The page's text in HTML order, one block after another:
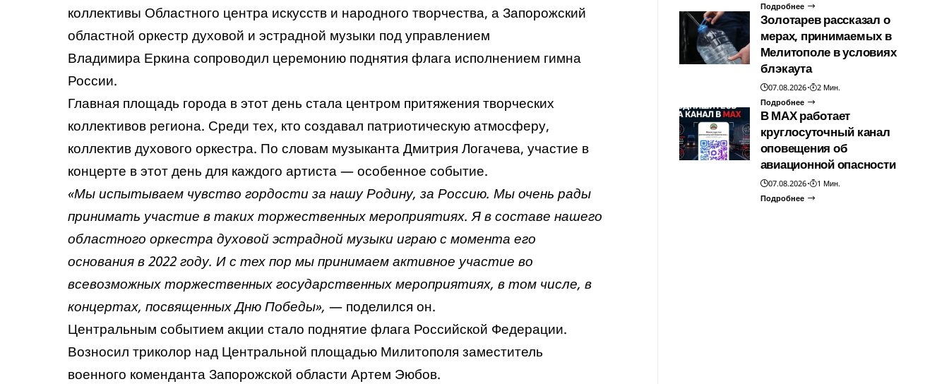
коллективы Областного центра искусств и народного творчества, а Запорожский
областной оркестр духовой и эстрадной музыки под управлением
Владимира Еркина сопроводил церемонию поднятия флага исполнением гимна
России.
Главная площадь города в этот день стала центром притяжения творческих
коллективов региона. Среди тех, кто создавал патриотическую атмосферу,
коллектив духового оркестра. По словам музыканта Дмитрия Логачева, участие в
концерте в этот день для каждого артиста — особенное событие.
«Мы испытываем чувство гордости за нашу Родину, за Россию. Мы очень рады
принимать участие в таких торжественных мероприятиях. Я в составе нашего
областного оркестра духовой эстрадной музыки играю с момента его
основания в 2022 году. И с тех пор мы принимаем активное участие во
всевозможных торжественных государственных мероприятиях, в том числе, в
концертах, посвященных Дню Победы», — поделился он.
Центральным событием акции стало поднятие флага Российской Федерации.
Возносил триколор над Центральной площадью Милитополя заместитель
военного коменданта Запорожской области Артем Эюбов.
Подробнее
Золотарев рассказал о
мерах, принимаемых в
Мелитополе в условиях
блэкаута
07.08.2026
2 Мин.
Подробнее
В МАХ работает
круглосуточный канал
оповещения об
авиационной опасности
07.08.2026
1 Мин.
Подробнее